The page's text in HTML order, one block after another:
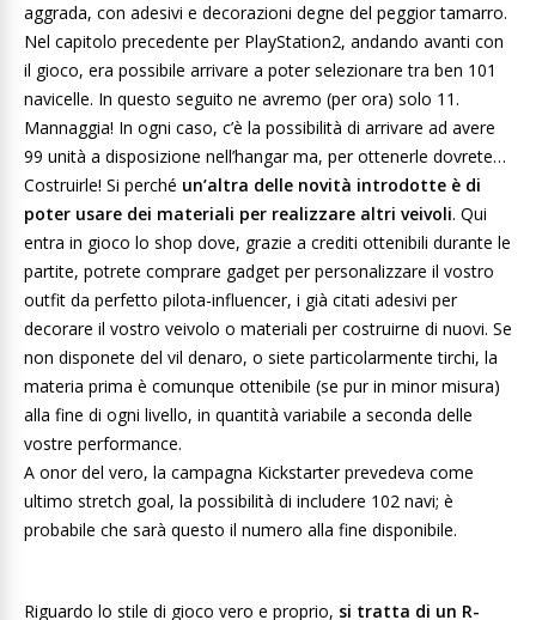
aggrada, con adesivi e decorazioni degne del peggior tamarro.
Nel capitolo precedente per PlayStation2, andando avanti con
il gioco, era possibile arrivare a poter selezionare tra ben 101
navicelle. In questo seguito ne avremo (per ora) solo 11.
Mannaggia! In ogni caso, c’è la possibilità di arrivare ad avere
99 unità a disposizione nell’hangar ma, per ottenerle dovrete…
Costruirle! Si perché un’altra delle novità introdotte è di
poter usare dei materiali per realizzare altri veivoli. Qui
entra in gioco lo shop dove, grazie a crediti ottenibili durante le
partite, potrete comprare gadget per personalizzare il vostro
outfit da perfetto pilota-influencer, i già citati adesivi per
decorare il vostro veivolo o materiali per costruirne di nuovi. Se
non disponete del vil denaro, o siete particolarmente tirchi, la
materia prima è comunque ottenibile (se pur in minor misura)
alla fine di ogni livello, in quantità variabile a seconda delle
vostre performance.
A onor del vero, la campagna Kickstarter prevedeva come
ultimo stretch goal, la possibilità di includere 102 navi; è
probabile che sarà questo il numero alla fine disponibile.
Riguardo lo stile di gioco vero e proprio, si tratta di un R-